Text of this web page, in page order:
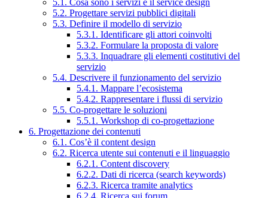
5.1. Cosa sono i servizi e il service design
5.2. Progettare servizi pubblici digitali
5.3. Definire il modello di servizio
5.3.1. Identificare gli attori coinvolti
5.3.2. Formulare la proposta di valore
5.3.3. Inquadrare gli elementi costitutivi del
servizio
5.4. Descrivere il funzionamento del servizio
5.4.1. Mappare l’ecosistema
5.4.2. Rappresentare i flussi di servizio
5.5. Co-progettare le soluzioni
5.5.1. Workshop di co-progettazione
6. Progettazione dei contenuti
6.1. Cos’è il content design
6.2. Ricerca utente sui contenuti e il linguaggio
6.2.1. Content discovery
6.2.2. Dati di ricerca (search keywords)
6.2.3. Ricerca tramite analytics
6.2.4. Ricerca sui forum